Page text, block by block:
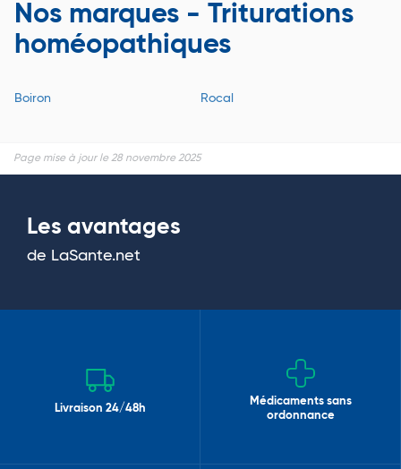
Nos marques - Triturations
homéopathiques
Boiron Rocal
Page mise à jour le 28 novembre 2025
Les avantages
de LaSante.net
Livraison 24/48h
Médicaments sans
ordonnance